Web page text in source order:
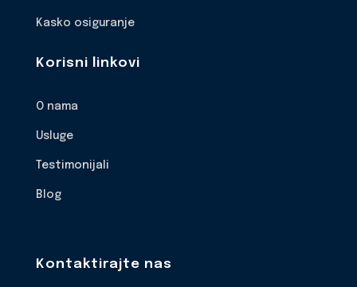
Kasko osiguranje
Korisni linkovi
O nama
Usluge
Testimonijali
Blog
Kontaktirajte nas